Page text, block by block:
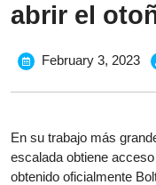
abrir el
February 3, 2023
En su trabajo más
escalada obtiene
obtenido oficialmente